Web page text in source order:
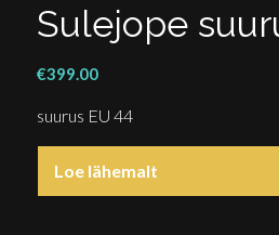
Sulejope
€399.00
suurus EU 44
Loe lähemalt